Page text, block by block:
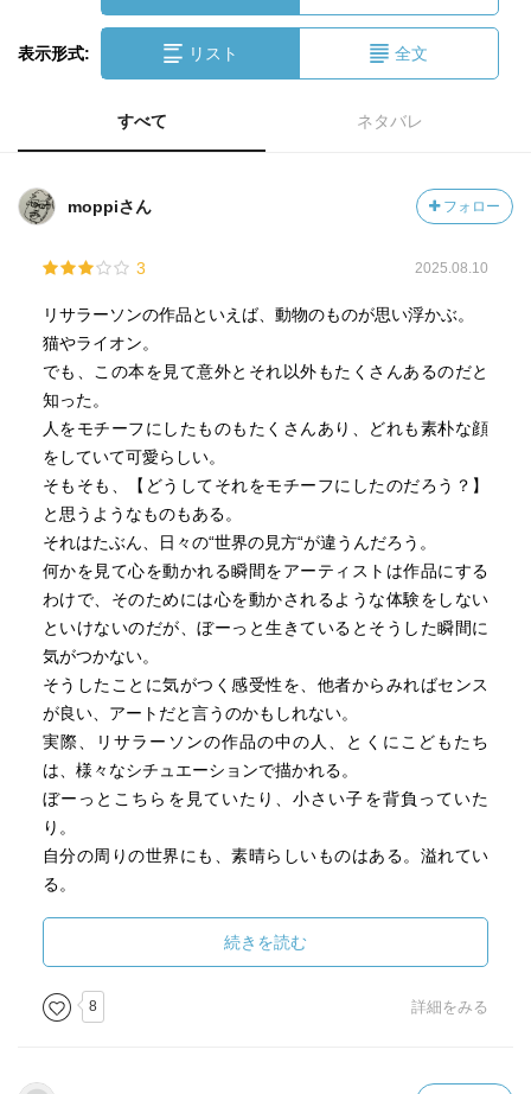
表示形式: リスト 全文
すべて ネタバレ
moppiさん フォロー
3 2025.08.10
リサラーソンの作品といえば、動物のものが思い浮かぶ。
猫やライオン。
でも、この本を見て意外とそれ以外もたくさんあるのだと
知った。
人をモチーフにしたものもたくさんあり、どれも素朴な顔
をしていて可愛らしい。
そもそも、【どうしてそれをモチーフにしたのだろう？】
と思うようなものもある。
それはたぶん、日々の“世界の見方“が違うんだろう。
何かを見て心を動かれる瞬間をアーティストは作品にする
わけで、そのためには心を動かされるような体験をしない
といけないのだが、ぼーっと生きているとそうした瞬間に
気がつかない。
そうしたことに気がつく感受性を、他者からみればセンス
が良い、アートだと言うのかもしれない。
実際、リサラーソンの作品の中の人、とくにこどもたち
は、様々なシチュエーションで描かれる。
ぼーっとこちらを見ていたり、小さい子を背負っていた
り。
自分の周りの世界にも、素晴らしいものはある。溢れてい
る。
続きを読む
8 詳細をみる